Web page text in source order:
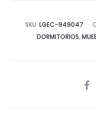
SKU: LGEC-949047
DORMITORIOS,